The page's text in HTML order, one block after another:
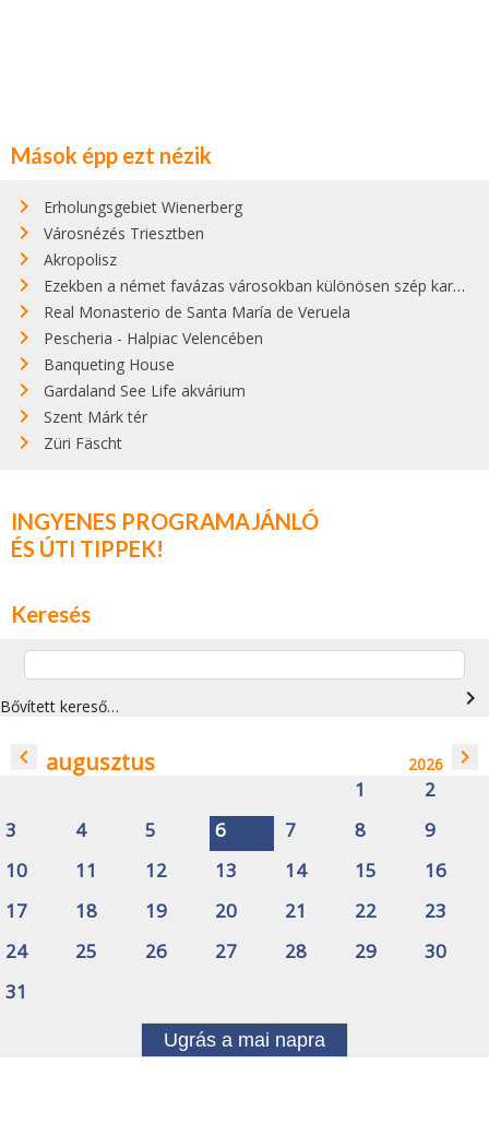
Mások épp ezt nézik
Erholungsgebiet Wienerberg
Városnézés Triesztben
Akropolisz
Ezekben a német favázas városokban különösen szép karácsonyi vásárok vannak
Real Monasterio de Santa María de Veruela
Pescheria - Halpiac Velencében
Banqueting House
Gardaland See Life akvárium
Szent Márk tér
Züri Fäscht
INGYENES PROGRAMAJÁNLÓ
ÉS ÚTI TIPPEK!
Keresés
Bővített kereső… navigate_next
navigate_before augusztus 2026 navigate_next
1
2
3
4 5 6 7 8
9
10
11 12 13 14 15
16
17
18 19 20 21 22
23
24
25 26 27 28 29
30
31
Ugrás a mai napra